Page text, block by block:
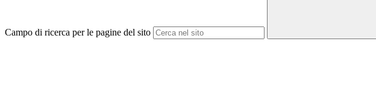
Campo di ricerca per le pagine del sito